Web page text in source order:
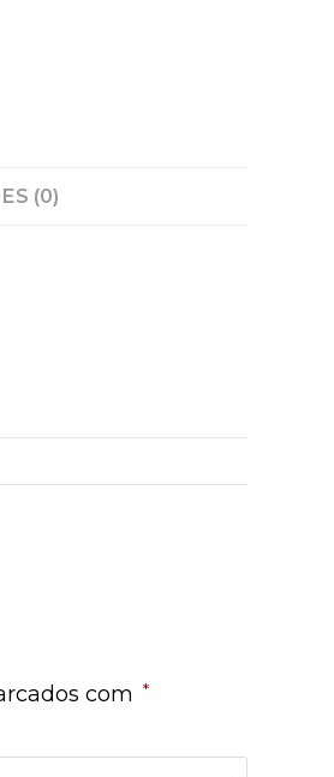
(0)
com *